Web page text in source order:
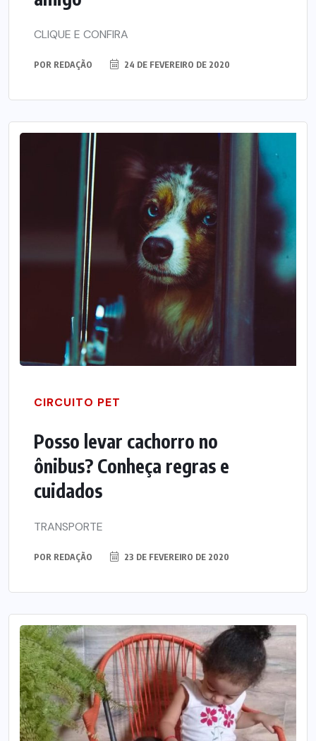
CLIQUE E CONFIRA
POR REDAÇÃO 24 DE FEVEREIRO DE 2020
CIRCUITO PET
Posso levar cachorro no
ônibus? Conheça regras e
cuidados
TRANSPORTE
POR REDAÇÃO 23 DE FEVEREIRO DE 2020